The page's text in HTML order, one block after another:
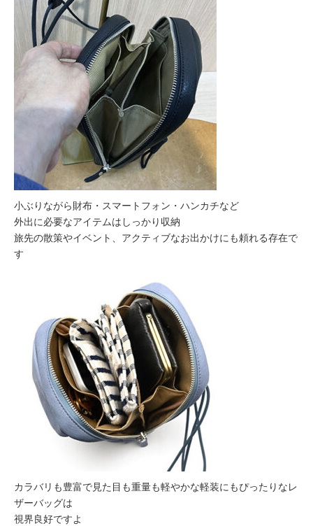
小ぶりながら財布・スマートフォン・ハンカチなど
外出に必要なアイテムはしっかり収納
旅先の散策やイベント、アクティブなお出かけにも頼れる存在で
す
カラバリも豊富で見た目も重量も軽やかな軽装にもぴったりなレ
ザーバッグは
視界良好ですよ